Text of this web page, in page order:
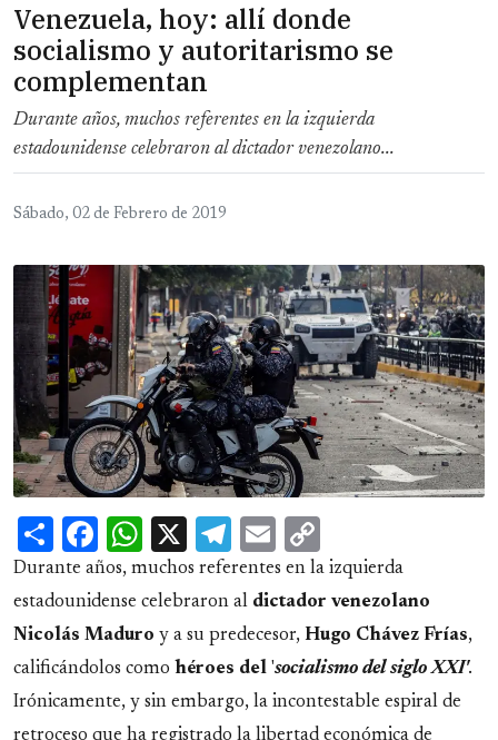
Venezuela, hoy: allí donde
socialismo y autoritarismo se
complementan
Durante años, muchos referentes en la izquierda
estadounidense celebraron al dictador venezolano...
Sábado, 02 de Febrero de 2019
ShareFacebook
WhatsApp
X Telegram
Email
Link
Durante años, muchos referentes en la izquierda
estadounidense celebraron al dictador venezolano
Nicolás Maduro y a su predecesor, Hugo Chávez Frías,
calificándolos como héroes del 'socialismo del siglo XXI'.
Irónicamente, y sin embargo, la incontestable espiral de
retroceso que ha registrado la libertad económica de